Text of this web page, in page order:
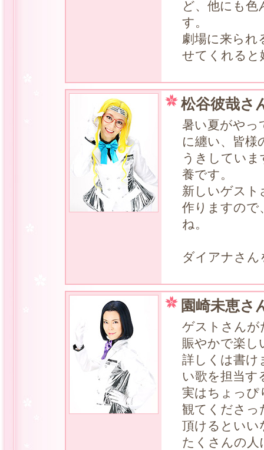
ど、他にも
す。
劇場に来られ
せてくれると
松谷彼哉さ
暑い夏がやっ
に纏い、皆様
うきしてい
養です。
新しいゲスト
作りますので
ね。
ダイアナさ
園崎未恵さ
ゲストさんが
賑やかで楽し
詳しくは書け
い歌を担当す
実はちょっ
観てくださっ
頂けるといい
たくさんの